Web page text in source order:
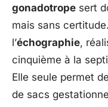
gonadotrope sert
mais sans
l’échographie,
cinquième à la
Elle seule permet
de sacs